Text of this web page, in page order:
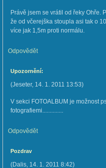
Právě jsem se vrátil od řeky Ohře.
že od včerejška stoupla asi tak o
více jak 1,5m proti normálu.
Odpovědět
Upozornění:
(Jeseter, 14. 1. 2011 13:53)
V sekci FOTOALBUM je možnost
fotografiemi..............
Odpovědět
Pozdrav
(Dalis, 14. 1. 2011 8:42)